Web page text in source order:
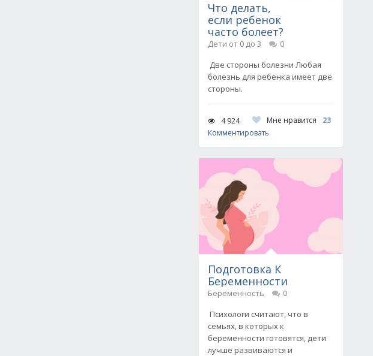
Что делать,
если ребенок
часто болеет?
Дети от 0 до 3
0
Две стороны болезни Любая
болезнь для ребенка имеет две
стороны.
4 924 Мне нравится
23
Комментировать
Подготовка К
Беременности
Беременность
0
Психологи считают, что в
семьях, в которых к
беременности готовятся, дети
лучше развиваются и